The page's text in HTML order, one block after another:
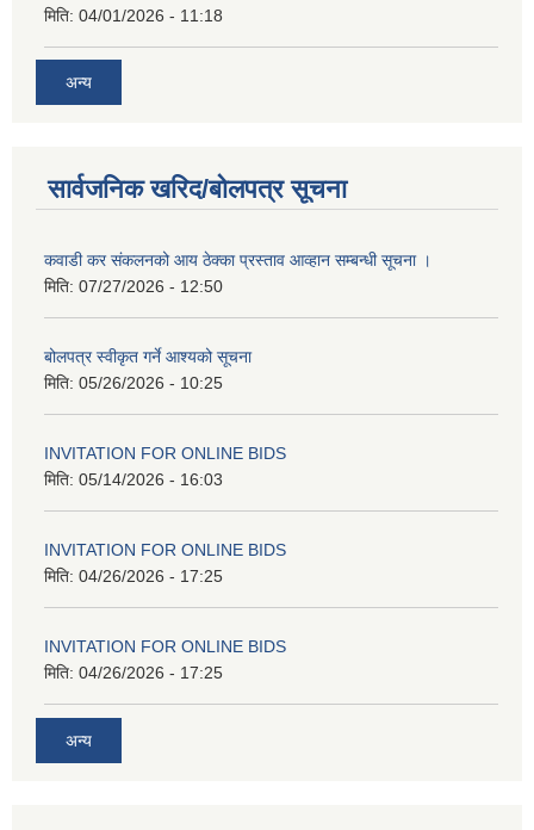
मिति: 04/01/2026 - 11:18
अन्य
सार्वजनिक खरिद/बोलपत्र सूचना
कवाडी कर संकलनको आय ठेक्का प्रस्ताव आव्हान सम्बन्धी सूचना ।
मिति: 07/27/2026 - 12:50
बोलपत्र स्वीकृत गर्ने आश्यको सूचना
मिति: 05/26/2026 - 10:25
INVITATION FOR ONLINE BIDS
मिति: 05/14/2026 - 16:03
INVITATION FOR ONLINE BIDS
मिति: 04/26/2026 - 17:25
INVITATION FOR ONLINE BIDS
मिति: 04/26/2026 - 17:25
अन्य